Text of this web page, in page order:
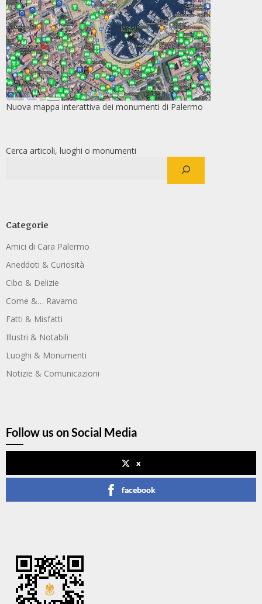
Nuova mappa interattiva dei monumenti di Palermo
Cerca articoli, luoghi o monumenti
Categorie
Amici di Cara Palermo
Aneddoti & Curiosità
Cibo & Delizie
Come &… Ravamo
Fatti & Misfatti
Illustri & Notabili
Luoghi & Monumenti
Notizie & Comunicazioni
Follow us on Social Media
x
facebook